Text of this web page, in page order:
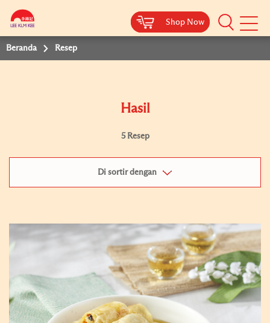
Shop Now
Shop Now
Beranda Resep
Hasil
5 Resep
Di sortir dengan